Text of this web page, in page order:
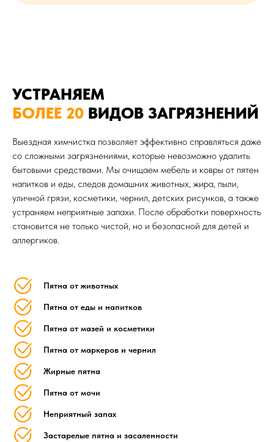
УСТРАНЯЕМ
БОЛЕЕ 20 ВИДОВ ЗАГРЯЗНЕНИЙ
Выездная химчистка позволяет эффективно справляться даже
со сложными загрязнениями, которые невозможно удалить
бытовыми средствами. Мы очищаем мебель и ковры от пятен
напитков и еды, следов домашних животных, жира, пыли,
уличной грязи, косметики, чернил, детских рисунков, а также
устраняем неприятные запахи. После обработки поверхность
становится не только чистой, но и безопасной для детей и
аллергиков.
Пятна от животных
Пятна от еды и напитков
Пятна от мазей и косметики
Пятна от маркеров и чернил
Жирные пятна
Пятна от мочи
Неприятный запах
Застарелые пятна и засаленности